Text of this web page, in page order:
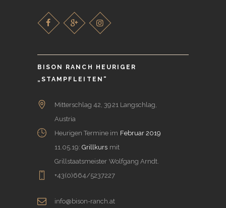
BISON RANCH HEURIGER
„STAMPFLEITEN“
Mitterschlag 42, 3921 Langschlag,
Austria
Heurigen Termine im Februar 2019
11.05.19:Grillkurs mit
Grillstaatsmeister Wolfgang Arndt.
+43(0)664/5237227
info@bison-ranch.at